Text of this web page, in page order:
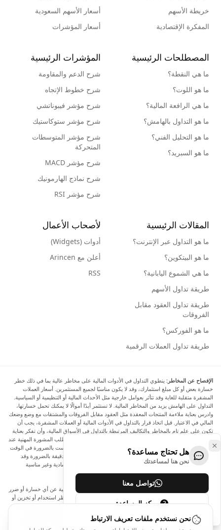
خريطة الأسهم
المفكرة الإقتصادية
أسعار الأسهم السعودية
أسعار المؤشرات
المصطلحات الرئيسية
ما هي النقطة؟
ما هو اللوت؟
ما هي الرافعة المالية؟
ما هو التداول بالهامش؟
ما هو التحليل الفني؟
ما هو السبريد؟
المؤشرات الرئيسية
شرح الدعم والمقاومة
شرح خطوط الإتجاه
شرح مؤشر فيبوناتشي
شرح مؤشر ستوكاستيك
شرح مؤشر المتوسطات
المتحركة
شرح مؤشر MACD
شرح نماذج الهارمونيك
شرح مؤشر RSI
المقالات الرئيسية
ما هو التداول عبر الإنترنت؟
ما هو البيتكوين؟
ما هي الشموع اليابانية؟
طريقة تداول الأسهم
طريقة تداول العقود مقابل
الفروقات
ما هو الفوركس؟
طريقة تداول العملات الرقمية
لأصحاب الأعمال
أدوات (Widgets)
أعلن مع Arincen
RSS
الإفصاح عن المخاطر: ينطوي التداول في الأدوات المالية على مخاطر عالية بما في ذلك خطر
خسارة بعض أو كل مبلغ استثمارك، وقد لا يكون مناسبًا لجميع المستثمرين. أسعار العملات
المشفرة متقلبة للغاية وقد تتأثر بعوامل خارجية مثل الأحداث المالية أو التنظيمية أو السياسية.
التداول على الهامش يزيد من المخاطر المالية. لا تستثمر أبدًا أموالًا لا يمكنك تحمل خسارتها،
وادرس بعناية ملاءمة المنتجات المعقدة مثل العقود مقابل الفروقات والمشتقات مع وضع وضعك
المالي في الاعتبار. قبل اتخاذ قرار بالتداول في الأدوات المالية أو العملات المشفرة، يجب أن
تكون على علم تام بالمخاطر والتكاليف المرتبطة بالتداول في الأسواق المالية، وأن تفكر بعناية
في أهدافك الاستثمارية ومستوى خبرتك ورغبتك في المخاطرة، وأن تطلب المشورة المهنية عند
الحاجة. تود Arincen أن تذكرك بأن البيانات الواردة في هذا الموقع ليست بالضرورة في الوقت
الفعلي وليست دقيقة. البيانات والأسعار الموجودة على الموقع ليست دقيقة بالضرورة وقد
تختلف عن السعر الفعلي في أي سوق معينة، مما يعني أن الأسعار إرشادية وغير مناسبة
لأغراض التداول.
لن يتحمل Arincen وأي مزود للبيانات الواردة في هذا الموقع المسؤولية عن أي خسارة أو ضرر
نتيجة لتداولك، أو اعتمادك على المعلومات الواردة في هذا الموقع. يحظر استخدام أو تخزين أو
إعادة إنتاج أو عرض أو تعديل أو نقل أو توزيع البيانات الموجودة في هذا الموقع دون الحصول
على إذن كتابي صريح مسبق من Arincen و/أو مزود البيانات. جميع حقوق الملكية الفكرية
محفوظة من قبل مقدمي الخدمة و/أو البورصة التي تقدم البيانات الواردة في هذا الموقع. قد
هل تحتاج مساعدة؟
نحن هنا لمساعدتك
تواصل معنا
مركز المساعدة
نحن نستخدم ملفات تعريف الارتباط